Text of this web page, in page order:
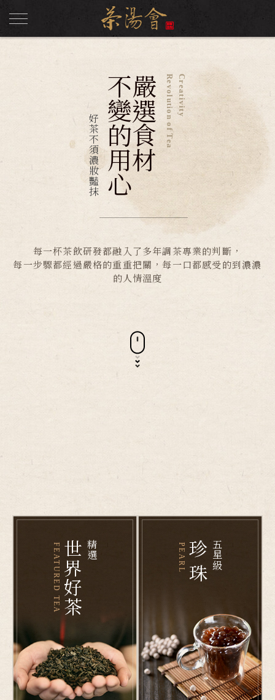
Creativity
Revolution of Tea
嚴選食材
不變的用心
好茶不須濃妝豔抹
每一杯茶飲研發都融入了多年調茶專業的判斷，
每一步驟都經過嚴格的重重把關，每一口都感受的到濃濃
的人情溫度
精選
世界好茶
FEATURED TEA 五星級
珍 珠
PEARL